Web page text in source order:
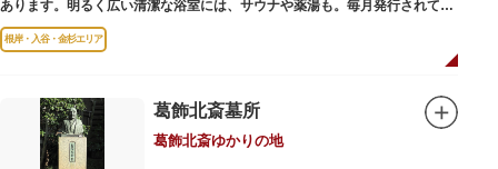
あります。明るく広い清潔な浴室には、サウナや薬湯も。毎月発行されてい
る萩の湯だよりで薬湯の予定を確認すれば、お好みの薬湯を楽しめます。
また併設されたレストラン、食事処こもれびではおいしい食事だけでなく、
後これまた好きなタイミングで、おいしい食事をいただき、心も体も整えて
日々の生活を支えてくれる空間です。
根岸・入谷・金杉エリア
葛飾北斎墓所
葛飾北斎ゆかりの地